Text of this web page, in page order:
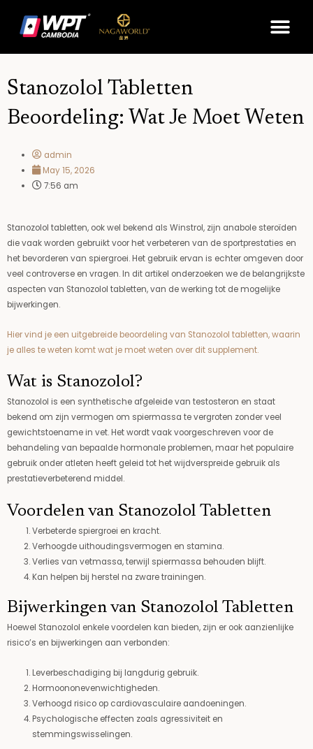
content
Stanozolol Tabletten
Beoordeling: Wat Je Moet Weten
admin
May 15, 2026
7:56 am
Stanozolol tabletten, ook wel bekend als Winstrol, zijn anabole steroïden
die vaak worden gebruikt voor het verbeteren van de sportprestaties en
het bevorderen van spiergroei. Het gebruik ervan is echter omgeven door
veel controverse en vragen. In dit artikel onderzoeken we de belangrijkste
aspecten van Stanozolol tabletten, van de werking tot de mogelijke
bijwerkingen.
Hier vind je een uitgebreide beoordeling van Stanozolol tabletten, waarin
je alles te weten komt wat je moet weten over dit supplement.
Wat is Stanozolol?
Stanozolol is een synthetische afgeleide van testosteron en staat
bekend om zijn vermogen om spiermassa te vergroten zonder veel
gewichtstoename in vet. Het wordt vaak voorgeschreven voor de
behandeling van bepaalde hormonale problemen, maar het populaire
gebruik onder atleten heeft geleid tot het wijdverspreide gebruik als
prestatieverbeterend middel.
Voordelen van Stanozolol Tabletten
Verbeterde spiergroei en kracht.
Verhoogde uithoudingsvermogen en stamina.
Verlies van vetmassa, terwijl spiermassa behouden blijft.
Kan helpen bij herstel na zware trainingen.
Bijwerkingen van Stanozolol Tabletten
Hoewel Stanozolol enkele voordelen kan bieden, zijn er ook aanzienlijke
risico’s en bijwerkingen aan verbonden:
Leverbeschadiging bij langdurig gebruik.
Hormoononevenwichtigheden.
Verhoogd risico op cardiovasculaire aandoeningen.
Psychologische effecten zoals agressiviteit en
stemmingswisselingen.